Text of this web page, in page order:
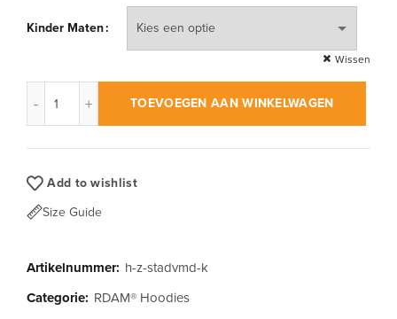
Kinder Maten
Wissen
TOEVOEGEN AAN WINKELWAGEN
Add to wishlist
Size Guide
Artikelnummer: h-z-stadvmd-k
Categorie: RDAM® Hoodies